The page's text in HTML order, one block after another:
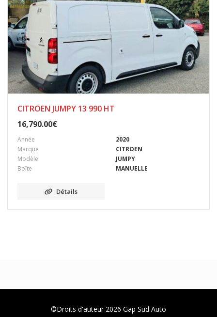
CITROEN JUMPY 13 990 HT
16,790.00€
Année
2020
Marque
CITROEN
Modèle
JUMPY
Boîte
MANUELLE
Détails
©Droits d'auteur 2026 Gap Sud Auto